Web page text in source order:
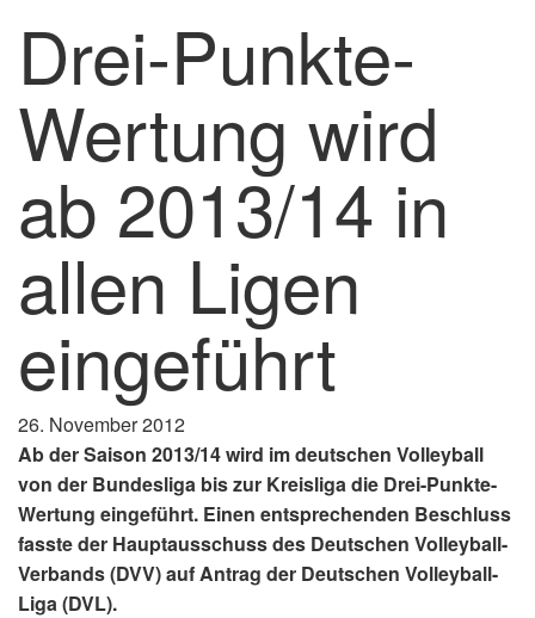
Drei-Punkte-
Wertung wird
ab 2013/14 in
allen Ligen
eingeführt
26. November 2012
Ab der Saison 2013/14 wird im deutschen Volleyball
von der Bundesliga bis zur Kreisliga die Drei-Punkte-
Wertung eingeführt. Einen entsprechenden Beschluss
fasste der Hauptausschuss des Deutschen Volleyball-
Verbands (DVV) auf Antrag der Deutschen Volleyball-
Liga (DVL).